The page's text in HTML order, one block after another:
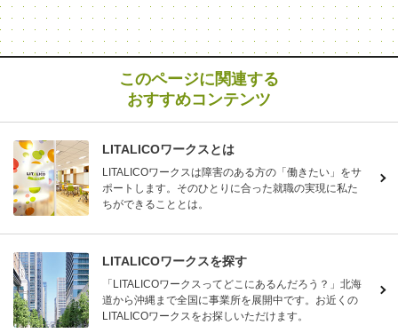
このページに関連する
おすすめコンテンツ
LITALICOワークスとは
LITALICOワークスは障害のある方の「働きたい」をサ
ポートします。そのひとりに合った就職の実現に私た
ちができることとは。
LITALICOワークスを探す
「LITALICOワークスってどこにあるんだろう？」北海
道から沖縄まで全国に事業所を展開中です。お近くの
LITALICOワークスをお探しいただけます。